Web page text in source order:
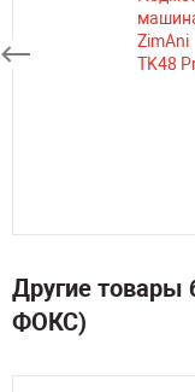
Другие товары
ФОКС)